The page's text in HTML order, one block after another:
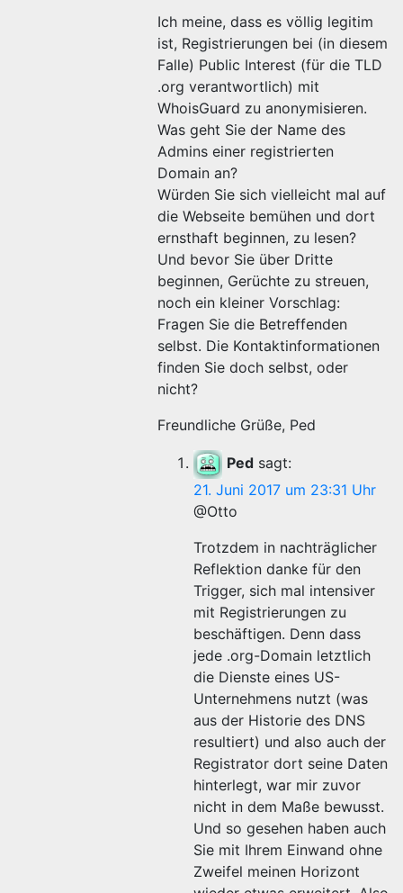
Ich meine, dass es völlig legitim
ist, Registrierungen bei (in diesem
Falle) Public Interest (für die TLD
.org verantwortlich) mit
WhoisGuard zu anonymisieren.
Was geht Sie der Name des
Admins einer registrierten
Domain an?
Würden Sie sich vielleicht mal auf
die Webseite bemühen und dort
ernsthaft beginnen, zu lesen?
Und bevor Sie über Dritte
beginnen, Gerüchte zu streuen,
noch ein kleiner Vorschlag:
Fragen Sie die Betreffenden
selbst. Die Kontaktinformationen
finden Sie doch selbst, oder
nicht?
Freundliche Grüße, Ped
Ped sagt:
21. Juni 2017 um 23:31 Uhr
@Otto
Trotzdem in nachträglicher
Reflektion danke für den
Trigger, sich mal intensiver
mit Registrierungen zu
beschäftigen. Denn dass
jede .org-Domain letztlich
die Dienste eines US-
Unternehmens nutzt (was
aus der Historie des DNS
resultiert) und also auch der
Registrator dort seine Daten
hinterlegt, war mir zuvor
nicht in dem Maße bewusst.
Und so gesehen haben auch
Sie mit Ihrem Einwand ohne
Zweifel meinen Horizont